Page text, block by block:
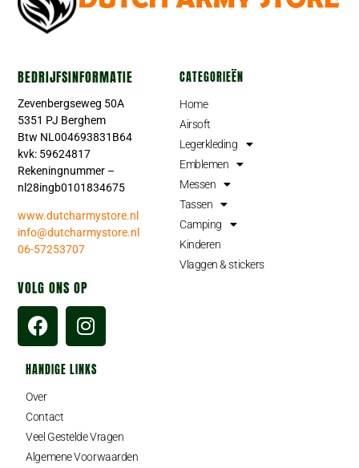
BEDRIJFSINFORMATIE
Zevenbergseweg 50A
5351 PJ Berghem
Btw NL004693831B64
kvk: 59624817
Rekeningnummer –
nl28ingb0101834675
www.dutcharmystore.nl
info@dutcharmystore.nl
06-57253707
VOLG ONS OP
CATEGORIEËN
Home
Airsoft
Legerkleding
Emblemen
Messen
Tassen
Camping
Kinderen
Vlaggen & stickers
HANDIGE LINKS
Over
Contact
Veel Gestelde Vragen
Algemene Voorwaarden